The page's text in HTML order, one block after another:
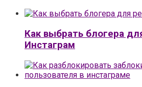
Как выбрать блогера
Инстаграм